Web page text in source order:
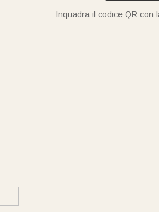
Inquadra il codice QR con